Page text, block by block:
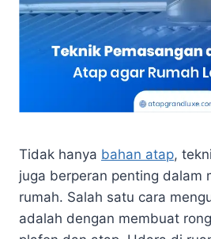
Tidak hanya bahan atap,
juga berperan penting dalam
rumah. Salah satu cara
adalah dengan membuat